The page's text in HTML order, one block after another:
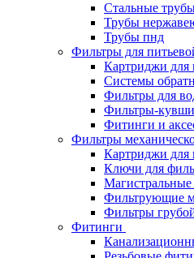
Стальные
Трубы
Трубы пнд
Фильтры для
Картриджи для
Системы
Фильтры для
Фильтры-
Фитинги и
Фильтры
Картриджи для
Ключи для
Фильтрующие
Фильтры
Фитинги